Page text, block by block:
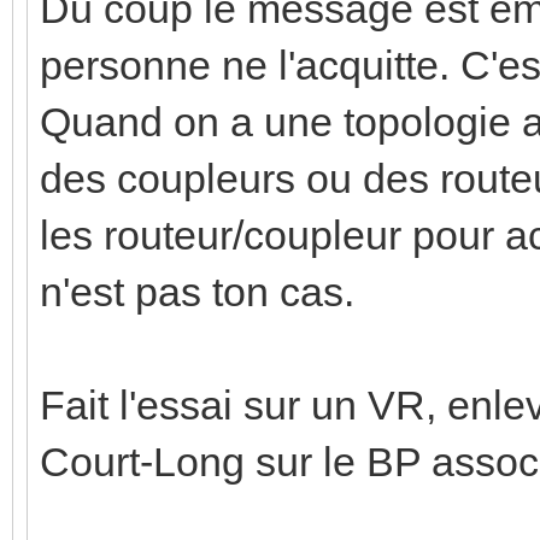
personne ne l'acquitte.
Quand on a une topologie
des coupleurs ou des
les routeur/coupleur pour
n'est pas ton cas.
Fait l'essai sur un VR,
Court-Long sur le BP